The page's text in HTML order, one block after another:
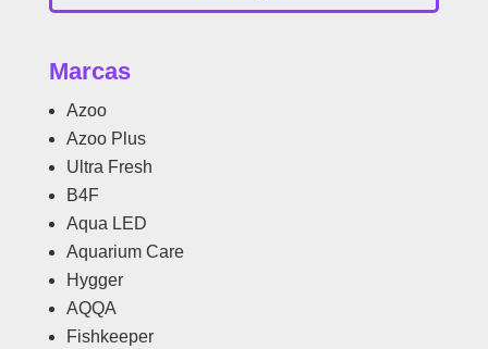
Marcas
Azoo
Azoo Plus
Ultra Fresh
B4F
Aqua LED
Aquarium Care
Hygger
AQQA
Fishkeeper